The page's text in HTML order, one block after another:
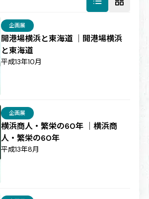
開港場横浜と東海道 ｜開港場横浜
と東海道
企画展
平成13年10月
横浜商人・繁栄の60年 ｜横浜商
人・繁栄の60年
企画展
平成13年8月